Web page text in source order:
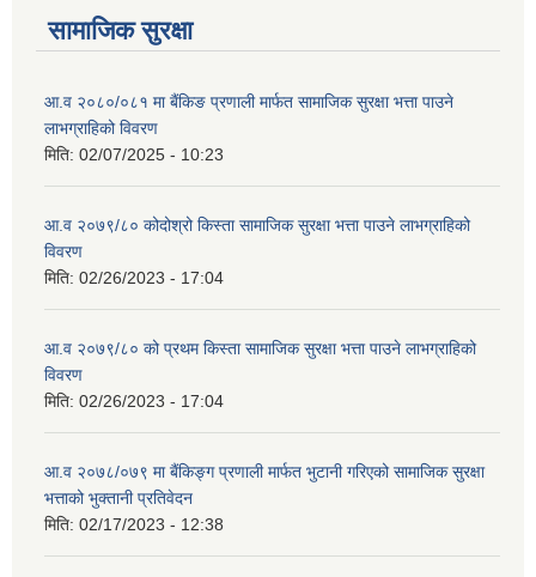
सामाजिक सुरक्षा
आ.व २०८०/०८१ मा बैंकिङ प्रणाली मार्फत सामाजिक सुरक्षा भत्ता पाउने
लाभग्राहिको विवरण
मिति: 02/07/2025 - 10:23
आ.व २०७९/८० कोदोश्रो किस्ता सामाजिक सुरक्षा भत्ता पाउने लाभग्राहिको
विवरण
मिति: 02/26/2023 - 17:04
आ.व २०७९/८० को प्रथम किस्ता सामाजिक सुरक्षा भत्ता पाउने लाभग्राहिको
विवरण
मिति: 02/26/2023 - 17:04
आ.व २०७८/०७९ मा बैंकिङ्ग प्रणाली मार्फत भुटानी गरिएको सामाजिक सुरक्षा
भत्ताको भुक्तानी प्रतिवेदन
मिति: 02/17/2023 - 12:38